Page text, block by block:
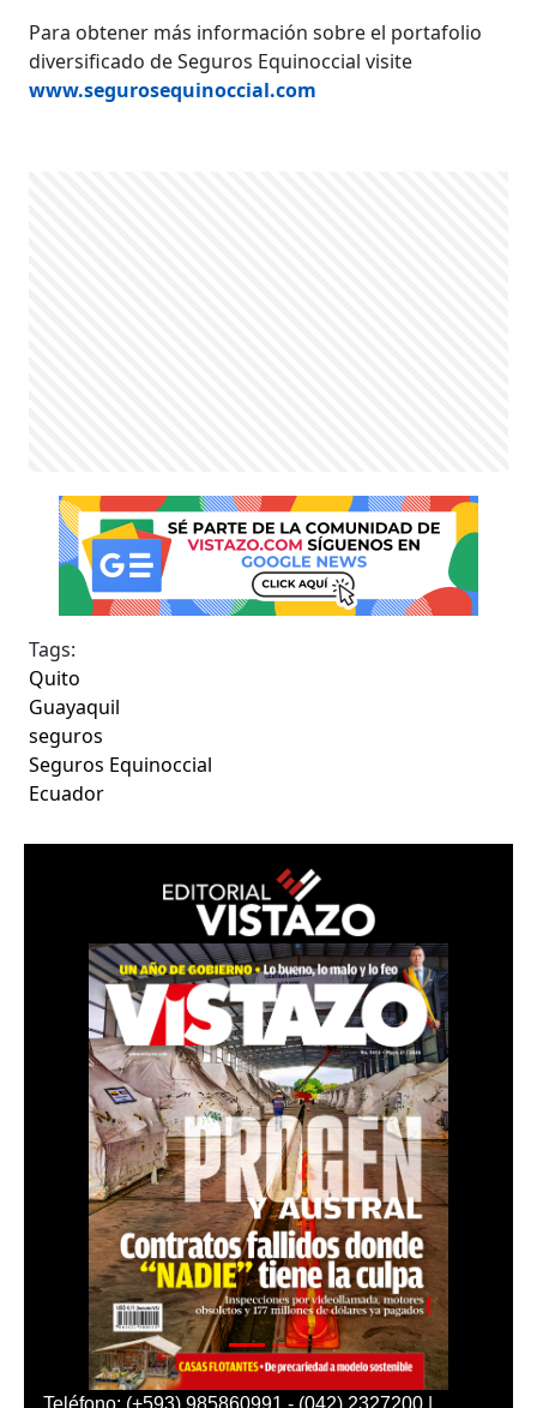
Para obtener más información sobre el portafolio
diversificado de Seguros Equinoccial visite
www.segurosequinoccial.com
Tags:
Quito
Guayaquil
seguros
Seguros Equinoccial
Ecuador
Teléfono: (+593) 985860991 - (042) 2327200 |